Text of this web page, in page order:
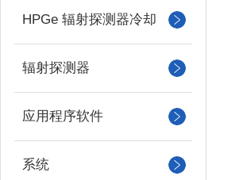
HPGe 辐射探测器冷却
辐射探测器
应用程序软件
系统